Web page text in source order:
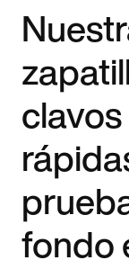
fondo